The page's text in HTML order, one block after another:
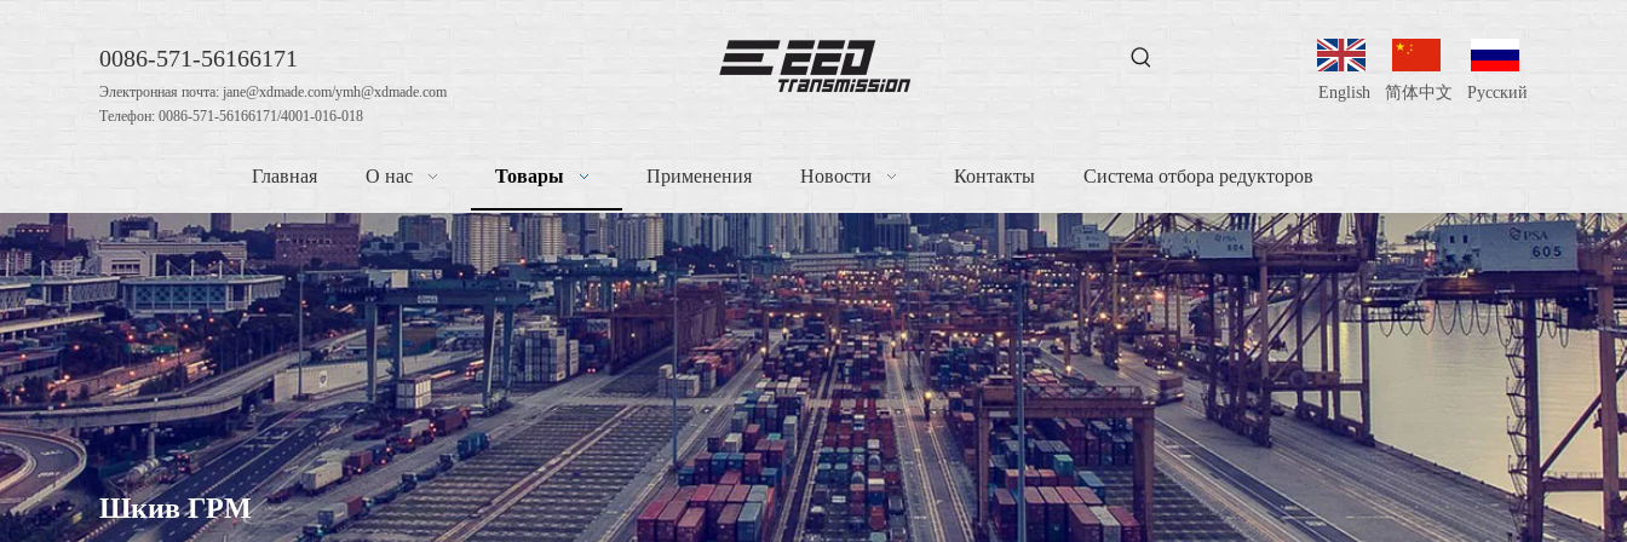
0086-571-56166171
Электронная почта: jane@xdmade.com/ymh@xdmade.com
Телефон: 0086-571-56166171/4001-016-018
English 简体中文 Pусский
Главная О нас Товары Применения Новости Контакты Система отбора редукторов
Шкив ГРМ